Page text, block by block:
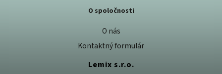
O spoločnosti
O nás
Kontaktný formulár
Lemix s.r.o.